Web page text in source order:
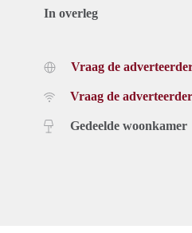
In overleg
Vraag de
Vraag de adverteerder
Gedeelde woonkamer